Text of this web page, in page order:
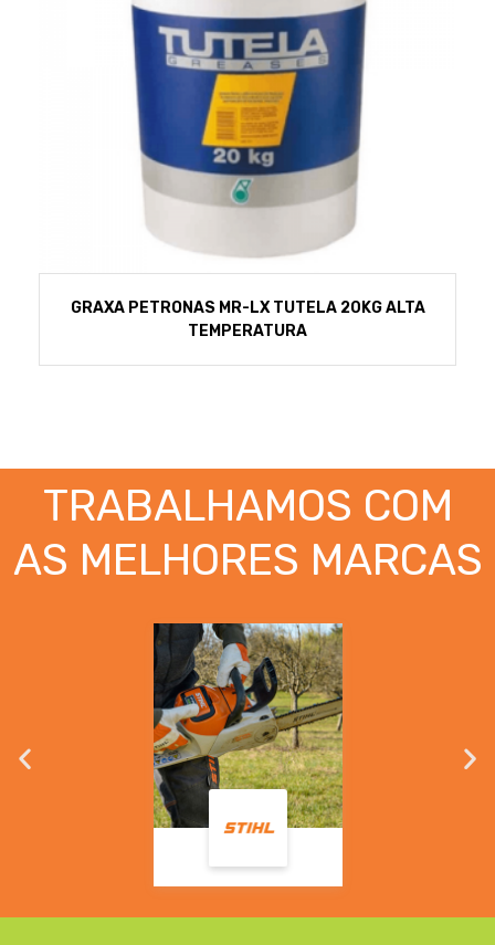
GRAXA PETRONAS MR-LX TUTELA 20KG ALTA
TEMPERATURA
TRABALHAMOS COM
AS MELHORES MARCAS